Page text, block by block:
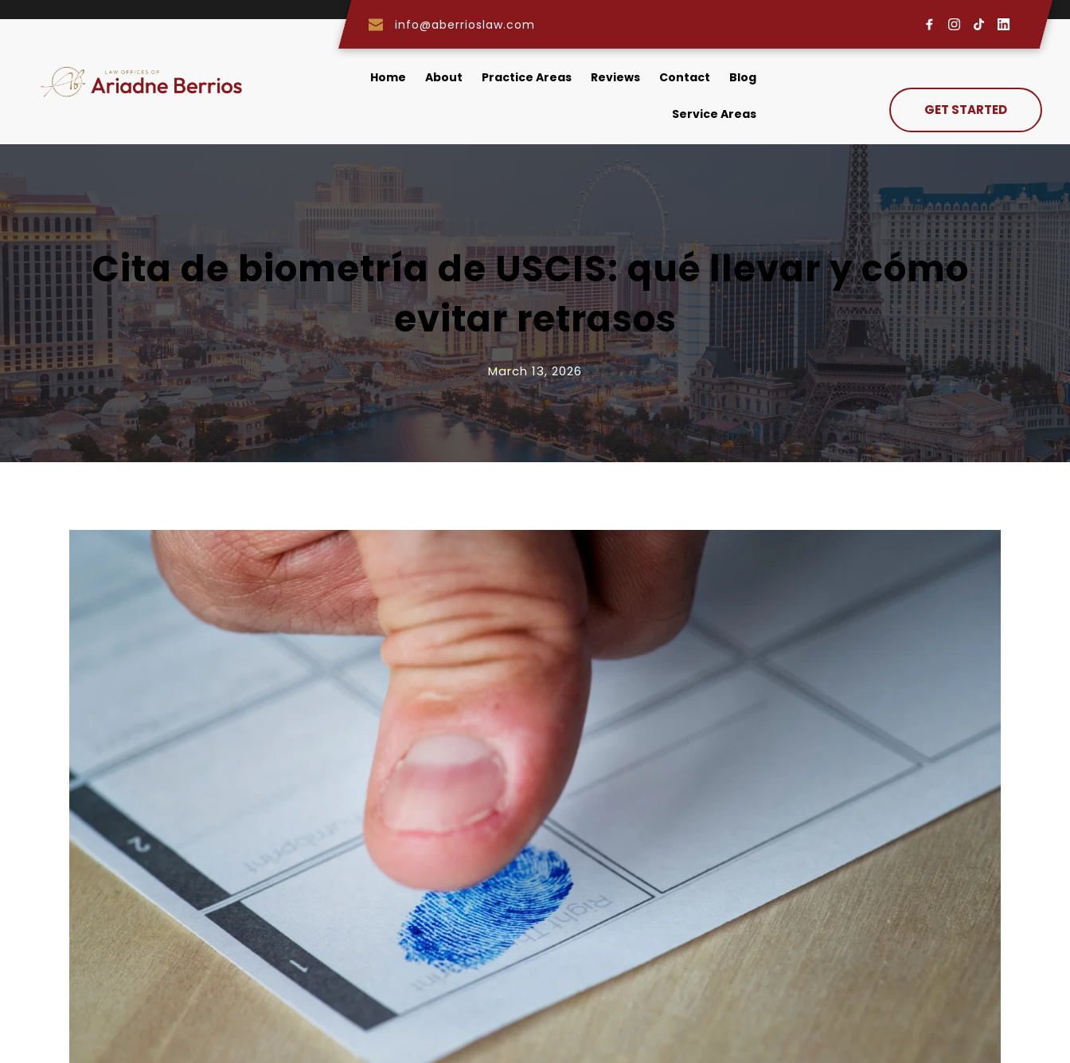
info@aberrioslaw.com
Home About Practice Areas Reviews Contact Blog
Service Areas GET STARTED
Cita de biometría de USCIS: qué llevar y cómo
evitar retrasos
March 13, 2026